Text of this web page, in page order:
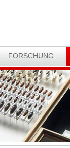
FORSCHUNG